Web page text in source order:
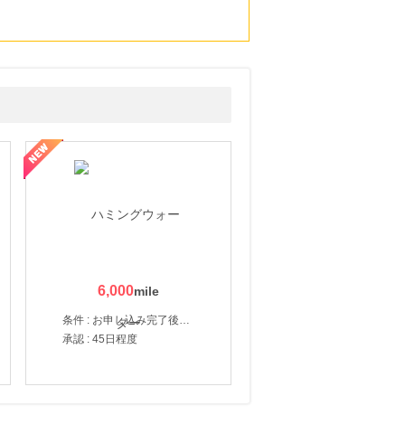
6,000
条件 : お申し込み完了後、決済登録完了と1ヶ月以内のサーバー初回設置。
承認 : 45日程度